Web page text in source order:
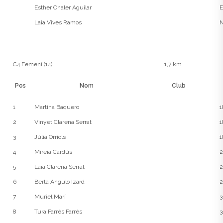
Esther Chaler Aguilar
Laia Vives Ramos
C4 Femení (14) 1,7 km
Pos Nom Club
1 Martina Baquero
2 Vinyet Clarena Serrat
3 Júlia Orriols
4 Mireia Cardús
5 Laia Clarena Serrat
6 Berta Angulo Izard
7 Muriel Marí
8 Tura Farrés Farrés